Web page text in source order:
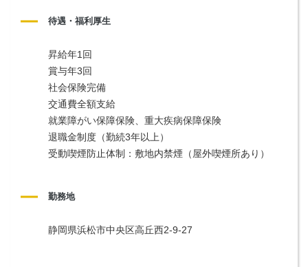
待遇・福利厚生
昇給年1回
賞与年3回
社会保険完備
交通費全額支給
就業障がい保障保険、重大疾病保障保険
退職金制度（勤続3年以上）
受動喫煙防止体制：敷地内禁煙（屋外喫煙所あり）
勤務地
静岡県浜松市中央区高丘西2-9-27